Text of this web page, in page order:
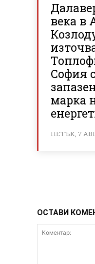
века в
София
марка
ПЕТЪК, 7
ОСТАВИ